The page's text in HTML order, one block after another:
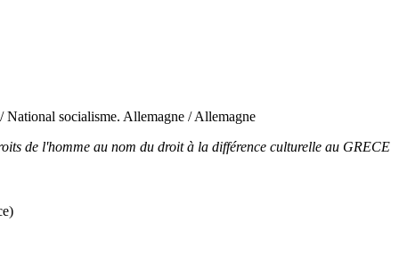
National socialisme. Allemagne / Allemagne
de l'homme au nom du droit à la différence culturelle au GRECE